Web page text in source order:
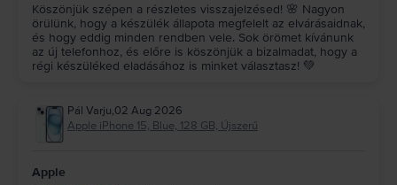
Köszönjük szépen a részletes visszajelzésed! 🌸 Nagyon
örülünk, hogy a készülék állapota megfelelt az elvárásaidnak,
és hogy eddig minden rendben vele. Sok örömet kívánunk
az új telefonhoz, és előre is köszönjük a bizalmadat, hogy a
régi készüléked eladásához is minket választasz! 💚
Pál Varju,02 Aug 2026
Apple iPhone 15, Blue, 128 GB, Újszerű
Apple